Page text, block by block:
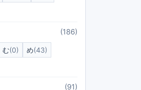
(186)
む(0) め(43)
(91)